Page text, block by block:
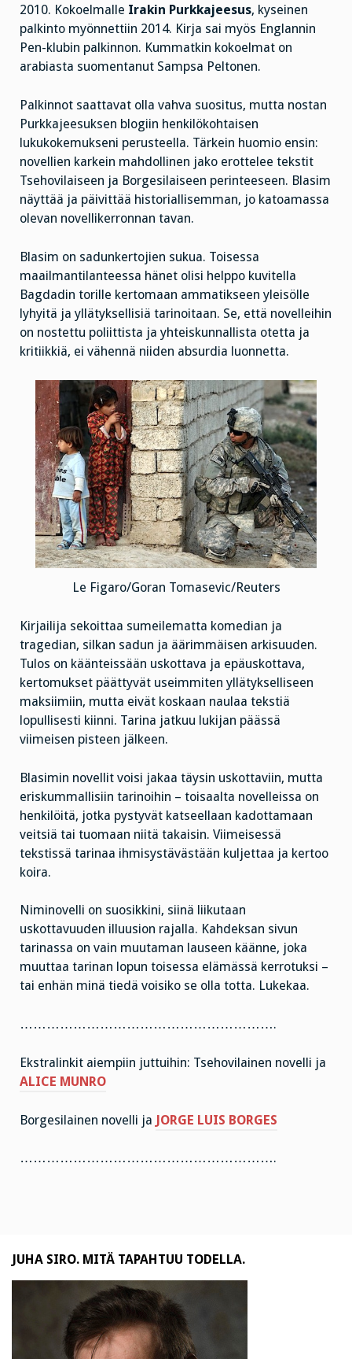
2010. Kokoelmalle Irakin Purkkajeesus, kyseinen
palkinto myönnettiin 2014. Kirja sai myös Englannin
Pen-klubin palkinnon. Kummatkin kokoelmat on
arabiasta suomentanut Sampsa Peltonen.
Palkinnot saattavat olla vahva suositus, mutta nostan
Purkkajeesuksen blogiin henkilökohtaisen
lukukokemukseni perusteella. Tärkein huomio ensin:
novellien karkein mahdollinen jako erottelee tekstit
Tsehovilaiseen ja Borgesilaiseen perinteeseen. Blasim
näyttää ja päivittää historiallisemman, jo katoamassa
olevan novellikerronnan tavan.
Blasim on sadunkertojien sukua. Toisessa
maailmantilanteessa hänet olisi helppo kuvitella
Bagdadin torille kertomaan ammatikseen yleisölle
lyhyitä ja yllätyksellisiä tarinoitaan. Se, että novelleihin
on nostettu poliittista ja yhteiskunnallista otetta ja
kritiikkiä, ei vähennä niiden absurdia luonnetta.
Le Figaro/Goran Tomasevic/Reuters
Kirjailija sekoittaa sumeilematta komedian ja
tragedian, silkan sadun ja äärimmäisen arkisuuden.
Tulos on käänteissään uskottava ja epäuskottava,
kertomukset päättyvät useimmiten yllätykselliseen
maksiimiin, mutta eivät koskaan naulaa tekstiä
lopullisesti kiinni. Tarina jatkuu lukijan päässä
viimeisen pisteen jälkeen.
Blasimin novellit voisi jakaa täysin uskottaviin, mutta
eriskummallisiin tarinoihin – toisaalta novelleissa on
henkilöitä, jotka pystyvät katseellaan kadottamaan
veitsiä tai tuomaan niitä takaisin. Viimeisessä
tekstissä tarinaa ihmisystävästään kuljettaa ja kertoo
koira.
Niminovelli on suosikkini, siinä liikutaan
uskottavuuden illuusion rajalla. Kahdeksan sivun
tarinassa on vain muutaman lauseen käänne, joka
muuttaa tarinan lopun toisessa elämässä kerrotuksi –
tai enhän minä tiedä voisiko se olla totta. Lukekaa.
………………………………………………….
Ekstralinkit aiempiin juttuihin: Tsehovilainen novelli ja
ALICE MUNRO
Borgesilainen novelli ja JORGE LUIS BORGES
………………………………………………….
JUHA SIRO. MITÄ TAPAHTUU TODELLA.